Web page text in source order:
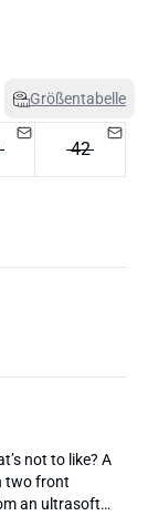
Größentabelle
42
not to like? A
two front
an ultrasoft